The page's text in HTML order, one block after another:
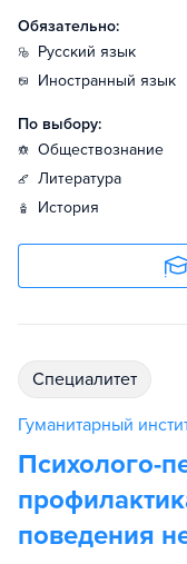
Обязательно:
русский язык
иностранный язык
По выбору:
обществознание
литература
история
специалитет
Гуманитарный
Психолого-
поведения